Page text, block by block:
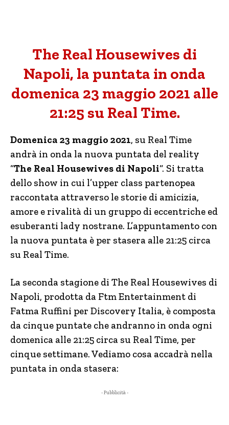
The Real Housewives di
Napoli, la puntata in onda
domenica 23 maggio 2021 alle
21:25 su Real Time.
Domenica 23 maggio 2021, su Real Time
andrà in onda la nuova puntata del reality
“The Real Housewives di Napoli“. Si tratta
dello show in cui l’upper class partenopea
raccontata attraverso le storie di amicizia,
amore e rivalità di un gruppo di eccentriche ed
esuberanti lady nostrane. L’appuntamento con
la nuova puntata è per stasera alle 21:25 circa
su Real Time.
La seconda stagione di The Real Housewives di
Napoli, prodotta da Ftm Entertainment di
Fatma Ruffini per Discovery Italia, è composta
da cinque puntate che andranno in onda ogni
domenica alle 21:25 circa su Real Time, per
cinque settimane. Vediamo cosa accadrà nella
puntata in onda stasera:
- Pubblicità -